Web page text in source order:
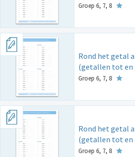
Groep 6, 7, 8
Rond het getal
(getallen tot en
Groep 6, 7, 8
Rond het getal
(getallen tot en
Groep 6, 7, 8